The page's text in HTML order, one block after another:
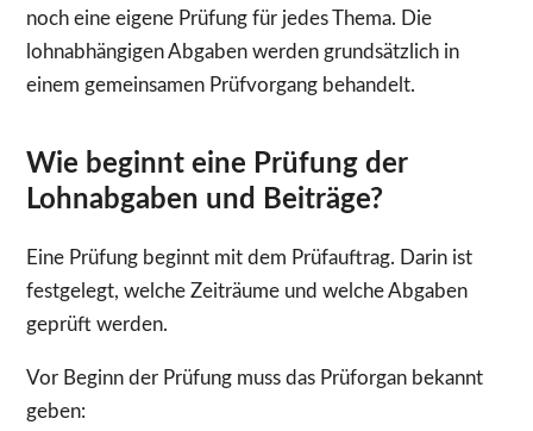
noch eine eigene Prüfung für jedes Thema. Die
lohnabhängigen Abgaben werden grundsätzlich in
einem gemeinsamen Prüfvorgang behandelt.
Wie beginnt eine Prüfung der
Lohnabgaben und Beiträge?
Eine Prüfung beginnt mit dem Prüfauftrag. Darin ist
festgelegt, welche Zeiträume und welche Abgaben
geprüft werden.
Vor Beginn der Prüfung muss das Prüforgan bekannt
geben: